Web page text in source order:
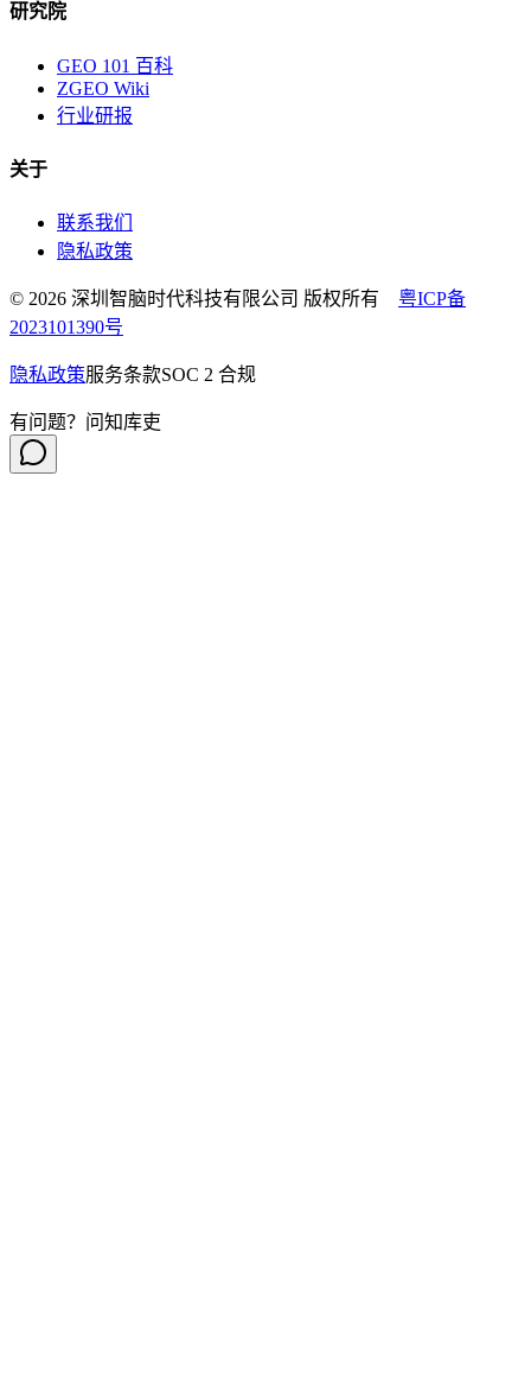
研究院
GEO 101 百科
ZGEO Wiki
行业研报
关于
联系我们
隐私政策
© 2026 深圳智脑时代科技有限公司 版权所有 粤ICP备
2023101390号
隐私政策服务条款SOC 2 合规
有问题？问知库吏